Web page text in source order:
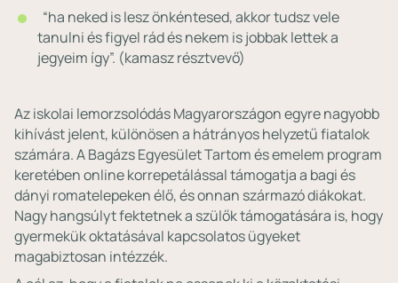
“ha neked is lesz önkéntesed, akkor tudsz vele
tanulni és figyel rád és nekem is jobbak lettek a
jegyeim így”. (kamasz résztvevő)
Az iskolai lemorzsolódás Magyarországon egyre nagyobb
kihívást jelent, különösen a hátrányos helyzetű fiatalok
számára. A Bagázs Egyesület Tartom és emelem program
keretében online korrepetálással támogatja a bagi és
dányi romatelepeken élő, és onnan származó diákokat.
Nagy hangsúlyt fektetnek a szülők támogatására is, hogy
gyermekük oktatásával kapcsolatos ügyeket
magabiztosan intézzék.